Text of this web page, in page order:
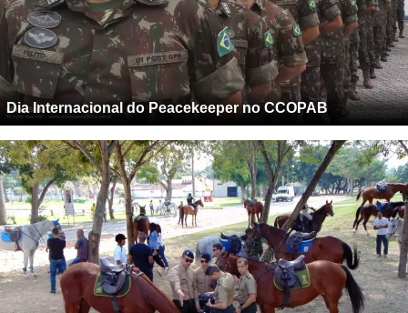
Dia Internacional do Peacekeeper no CCOPAB